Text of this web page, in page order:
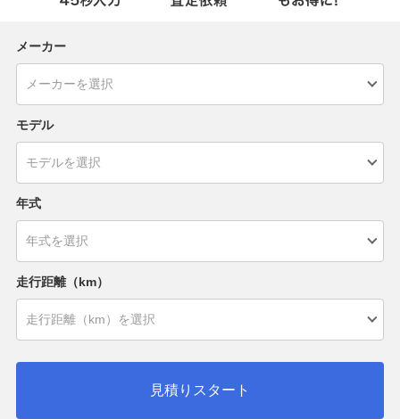
メーカー
モデル
年式
走行距離（km）
見積りスタート